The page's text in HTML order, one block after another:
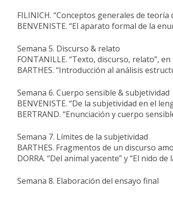
FILINICH. “Conceptos generales de
BENVENISTE. “El aparato formal de la
Semana 5. Discurso & relato
FONTANILLE. “Texto, discurso, relato”,
BARTHES. “Introducción al análisis
Semana 6. Cuerpo sensible & subjetividad
BENVENISTE. “De la subjetividad en el
BERTRAND. “Enunciación y cuerpo
Semana 7. Límites de la subjetividad
BARTHES. Fragmentos de un discurso
DORRA. “Del animal yacente” y “El nido
Semana 8. Elaboración del ensayo final